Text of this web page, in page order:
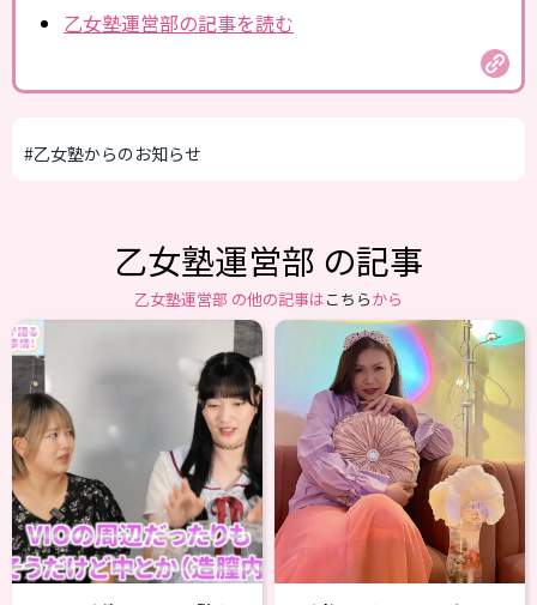
乙女塾運営部の記事を読む
#乙女塾からのお知らせ
乙女塾運営部 の記事
乙女塾運営部 の他の記事はこちらから